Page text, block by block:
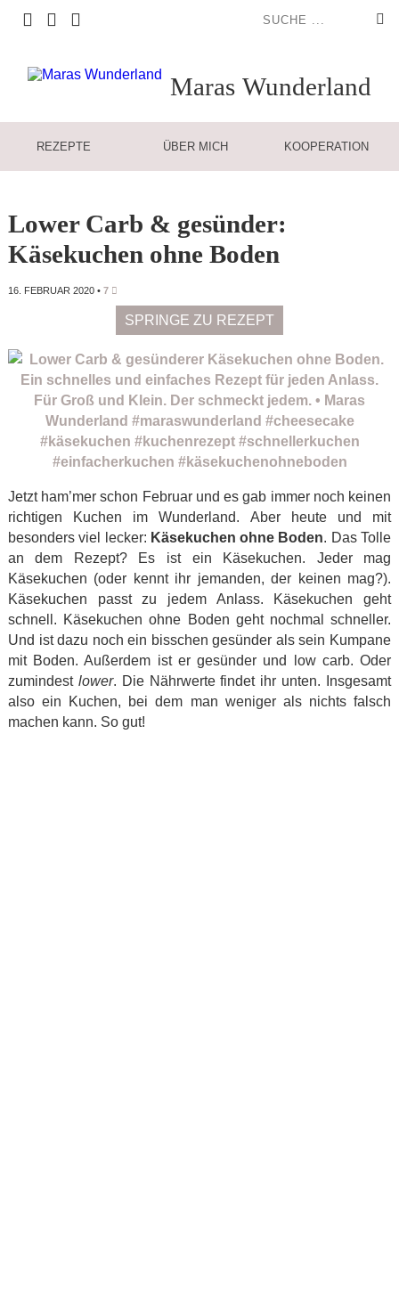
Maras Wunderland
REZEPTE ÜBER MICH KOOPERATION
Lower Carb & gesünder:
Käsekuchen ohne Boden
16. FEBRUAR 2020• 7
SPRINGE ZU REZEPT
Jetzt ham’mer schon Februar und es gab immer noch keinen
richtigen Kuchen im Wunderland. Aber heute und mit
besonders viel lecker: Käsekuchen ohne Boden. Das Tolle
an dem Rezept? Es ist ein Käsekuchen. Jeder mag
Käsekuchen (oder kennt ihr jemanden, der keinen mag?).
Käsekuchen passt zu jedem Anlass. Käsekuchen geht
schnell. Käsekuchen ohne Boden geht nochmal schneller.
Und ist dazu noch ein bisschen gesünder als sein Kumpane
mit Boden. Außerdem ist er gesünder und low carb. Oder
zumindest lower. Die Nährwerte findet ihr unten. Insgesamt
also ein Kuchen, bei dem man weniger als nichts falsch
machen kann. So gut!